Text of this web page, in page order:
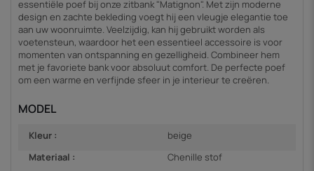
essentiële poef bij onze zitbank "Matignon". Met zijn moderne
design en zachte bekleding voegt hij een vleugje elegantie toe
aan uw woonruimte. Veelzijdig, kan hij gebruikt worden als
voetensteun, waardoor het een essentieel accessoire is voor
momenten van ontspanning en gezelligheid. Combineer hem
met je favoriete bank voor absoluut comfort. De perfecte poef
om een warme en verfijnde sfeer in je interieur te creëren.
MODEL
Kleur :
beige
Materiaal :
Chenille stof